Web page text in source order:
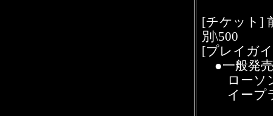
[チケット]
別\500
[プレイガ
●一般発売
ローソン
イープ